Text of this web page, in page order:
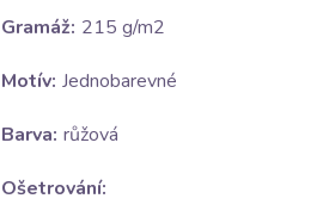
Gramáž: 215 g/m2
Motív: Jednobarevné
Barva: růžová
Ošetrování: